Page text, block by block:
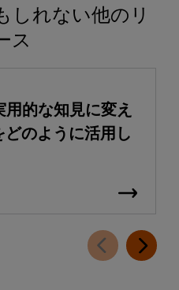
しれない他のリ
ス
的な知見に変え
のように活用し